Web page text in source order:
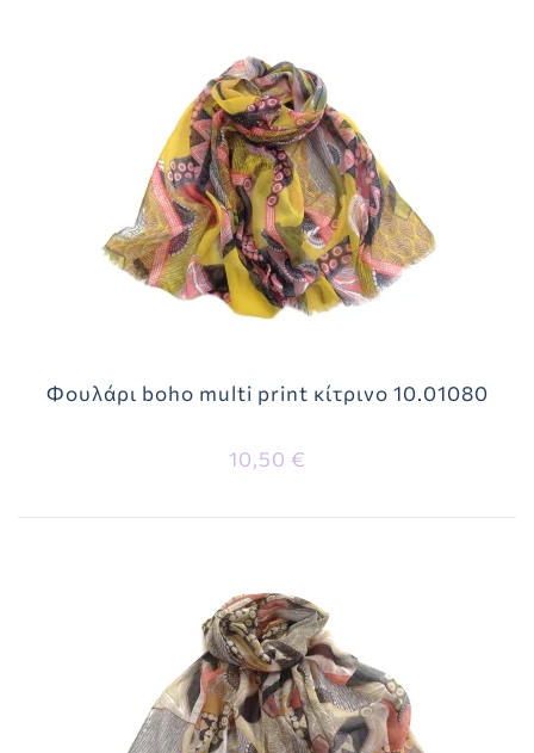
Φουλάρι boho multi print κίτρινο 10.01080
10,50 €